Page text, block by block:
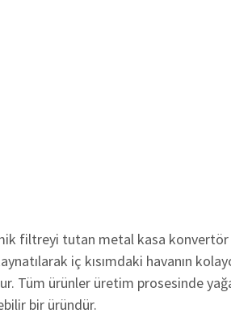
filtreyi tutan metal kasa konvertör
iç kısımdaki havanın
Tüm ürünler üretim prosesinde
bir üründür.